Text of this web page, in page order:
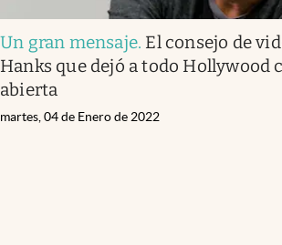
Un gran mensaje. El consejo de
Hanks que dejó a todo Hollywood
abierta
martes, 04 de Enero de 2022